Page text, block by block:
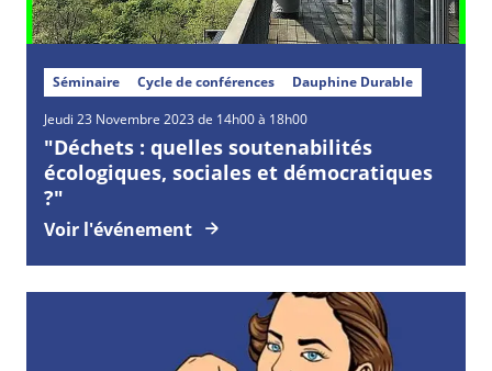
Séminaire Cycle de conférences Dauphine Durable
Jeudi 23 Novembre 2023 de 14h00 à 18h00
"Déchets : quelles soutenabilités
écologiques, sociales et démocratiques
?"
Voir l'événement